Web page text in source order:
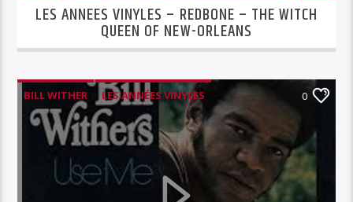
LES ANNEES VINYLES – REDBONE – THE WITCH
QUEEN OF NEW-ORLEANS
BILL WITHER LES ANNÉES VINYLES 0